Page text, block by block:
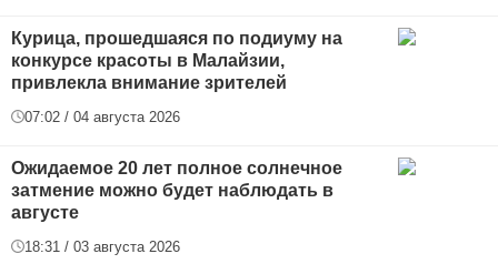
Курица, прошедшаяся по подиуму на
конкурсе красоты в Малайзии,
привлекла внимание зрителей
07:02 / 04 августа 2026
Ожидаемое 20 лет полное солнечное
затмение можно будет наблюдать в
августе
18:31 / 03 августа 2026